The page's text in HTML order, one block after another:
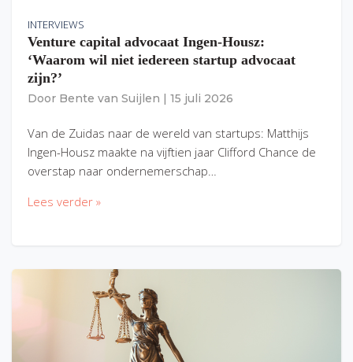
INTERVIEWS
Venture capital advocaat Ingen-Housz:
‘Waarom wil niet iedereen startup advocaat
zijn?’
Door Bente van Suijlen 15 juli 2026
Van de Zuidas naar de wereld van startups: Matthijs
Ingen-Housz maakte na vijftien jaar Clifford Chance de
overstap naar ondernemerschap…
Lees verder »